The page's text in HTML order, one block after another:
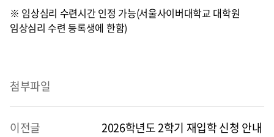
※ 임상심리 수련시간 인정 가능(서울사이버대학교 대학원
임상심리 수련 등록생에 한함)
첨부파일
이전글 2026학년도 2학기 재입학 신청 안내